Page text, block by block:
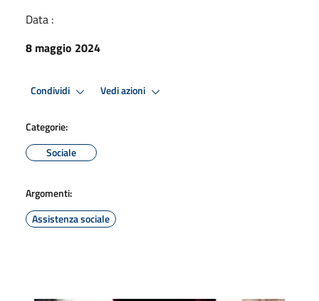
Data :
8 maggio 2024
Condividi Vedi azioni
Categorie:
Sociale
Argomenti:
Assistenza sociale